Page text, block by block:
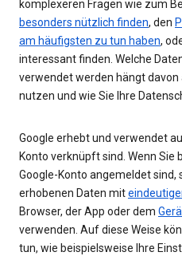
komplexeren Fragen wie zum
besonders nützlich finden, den
am häufigsten zu tun haben,
interessant finden. Welche
verwendet werden hängt davon
nutzen und wie Sie Ihre
Google erhebt und verwendet
Konto verknüpft sind. Wenn Sie
Google-Konto angemeldet sind,
erhobenen Daten mit
Browser, der App oder dem
verwenden. Auf diese Weise
tun, wie beispielsweise Ihre